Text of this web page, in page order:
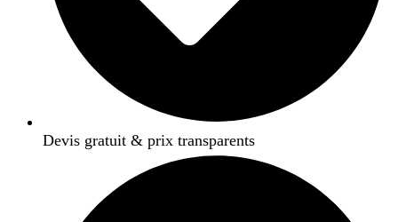
Devis gratuit & prix transparents